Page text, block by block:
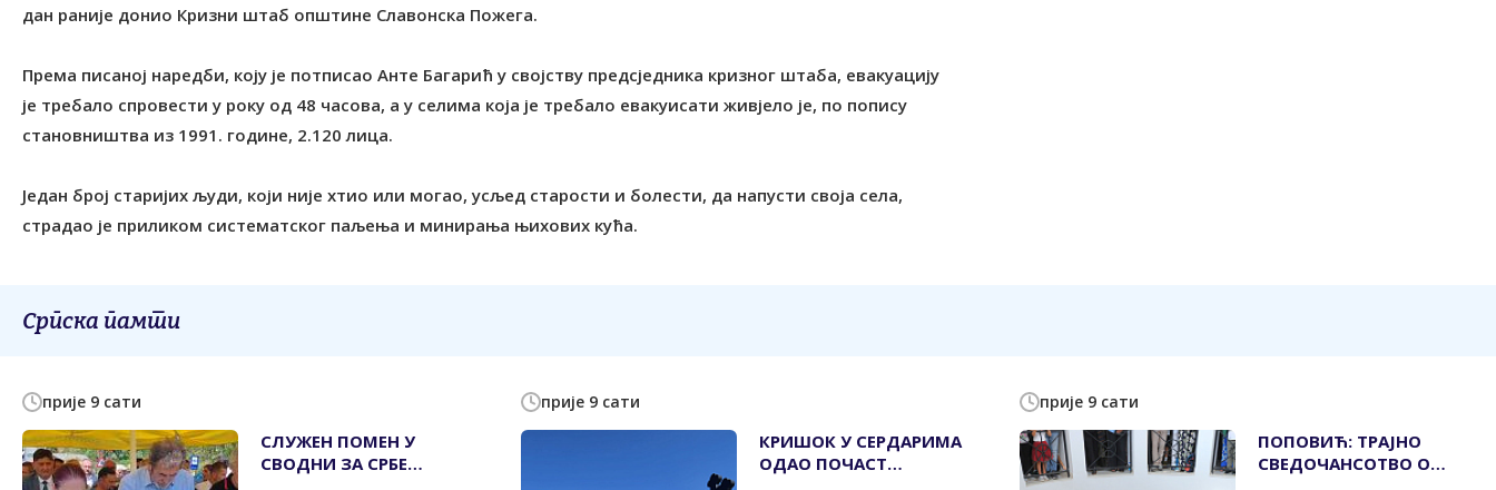
дан раније донио Кризни штаб општине Славонска Пожега.
Према писаној наредби, коју је потписао Анте Багарић у својству предсједника кризног штаба, евакуацију
је требало спровести у року од 48 часова, а у селима која је требало евакуисати живјело је, по попису
становништва из 1991. године, 2.120 лица.
Један број старијих људи, који није хтио или могао, усљед старости и болести, да напусти своја села,
страдао је приликом систематског паљења и минирања њихових кућа.
Српска памти
прије 9 сати
СЛУЖЕН ПОМЕН У
СВОДНИ ЗА СРБЕ
прије 9 сати
КРИШОК У СЕРДАРИМА
ОДАО ПОЧАСТ
прије 9 сати
ПОПОВИЋ: ТРАЈНО
СВЕДОЧАНСОТВО О